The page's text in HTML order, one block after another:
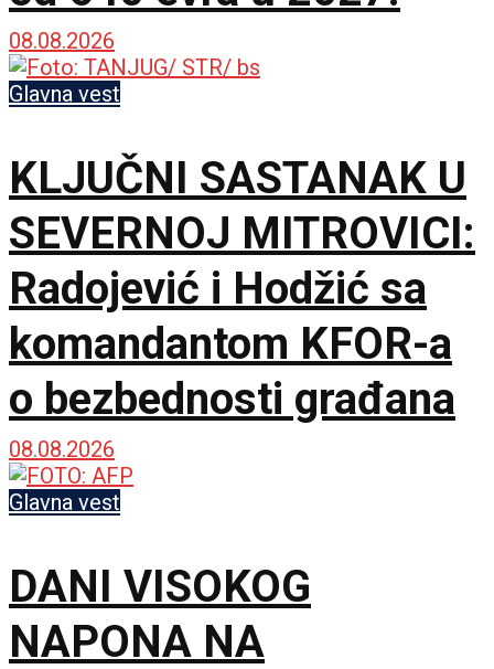
08.08.2026
Glavna vest
KLJUČNI SASTANAK U
SEVERNOJ MITROVICI:
Radojević i Hodžić sa
komandantom KFOR-a
o bezbednosti građana
08.08.2026
Glavna vest
DANI VISOKOG
NAPONA NA